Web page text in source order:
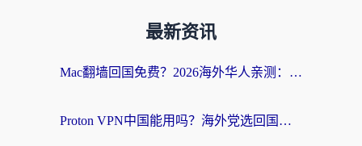
最新资讯
Mac翻墙回国免费？2026海外华人亲测：从CCTV5直播到国内APP，这样选加速器才靠谱
Proton VPN中国能用吗？海外党选回国加速器的避坑指南（附番茄加速器实测）